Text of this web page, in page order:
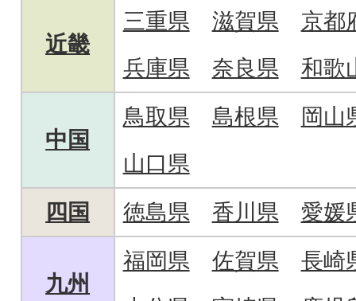
近畿
三重県 滋賀県
京都
兵庫県
奈良県 和歌
中国
鳥取県 島根県
岡山
山口県
四国
徳島県 香川県 愛媛
九州
福岡県 佐賀県
長崎